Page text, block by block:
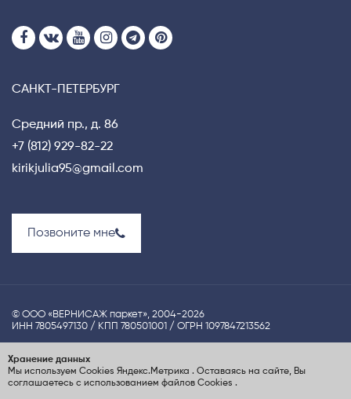
САНКТ-ПЕТЕРБУРГ
Средний пр., д. 86
+7 (812) 929-82-22
kirikjulia95@gmail.com
Позвоните мне
© ООО «ВЕРНИСАЖ паркет», 2004-2026
ИНН 7805497130 / КПП 780501001 / ОГРН 1097847213562
UX-проектирование сайта Nina S.Dzhezher
Хранение данных
Мы используем Cookies Яндекс.Метрика . Оставаясь на сайте, Вы
соглашаетесь с использованием файлов Cookies .